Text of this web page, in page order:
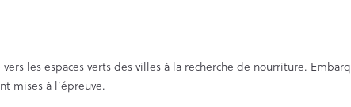
les espaces verts des villes à la recherche de nourriture.
mises à l’épreuve.